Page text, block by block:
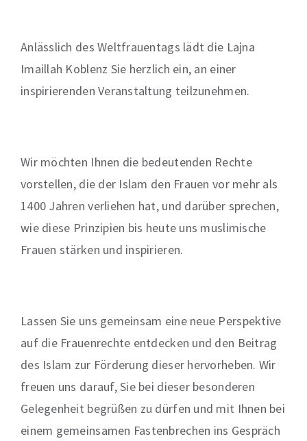
Anlässlich des Weltfrauentags lädt die Lajna
Imaillah Koblenz Sie herzlich ein, an einer
inspirierenden Veranstaltung teilzunehmen.
Wir möchten Ihnen die bedeutenden Rechte
vorstellen, die der Islam den Frauen vor mehr als
1400 Jahren verliehen hat, und darüber sprechen,
wie diese Prinzipien bis heute uns muslimische
Frauen stärken und inspirieren.
Lassen Sie uns gemeinsam eine neue Perspektive
auf die Frauenrechte entdecken und den Beitrag
des Islam zur Förderung dieser hervorheben. Wir
freuen uns darauf, Sie bei dieser besonderen
Gelegenheit begrüßen zu dürfen und mit Ihnen bei
einem gemeinsamen Fastenbrechen ins Gespräch